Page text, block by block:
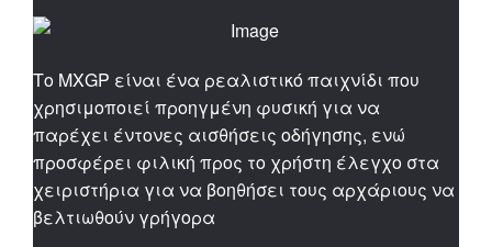
Το MXGP είναι ένα ρεαλιστικό παιχνίδι που
χρησιμοποιεί προηγμένη φυσική για να
παρέχει έντονες αισθήσεις οδήγησης, ενώ
προσφέρει φιλική προς το χρήστη έλεγχο στα
χειριστήρια για να βοηθήσει τους αρχάριους να
βελτιωθούν γρήγορα